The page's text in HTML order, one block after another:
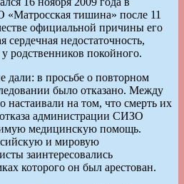
тишина» после 11
официальной причины его
сердечная недостаточность,
родственников покойного.
дали: в просьбе о повторном
было отказано. Между
настаивали на том, что смерть их
администрации СИЗО
медицинскую помощь.
и мировую
заинтересовались
которого он был арестован.